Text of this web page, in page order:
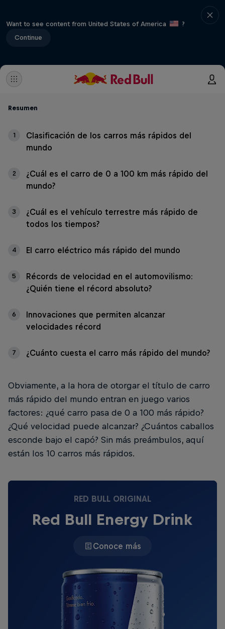
Want to see content from United States of America
?
Continue
Resumen
1
Clasificación de los carros más rápidos del
mundo
2
¿Cuál es el carro de 0 a 100 km más rápido del
mundo?
3
¿Cuál es el vehículo terrestre más rápido de
todos los tiempos?
4 El carro eléctrico más rápido del mundo
5
Récords de velocidad en el automovilismo:
¿Quién tiene el récord absoluto?
6
Innovaciones que permiten alcanzar
velocidades récord
7 ¿Cuánto cuesta el carro más rápido del mundo?
Obviamente, a la hora de otorgar el título de carro
más rápido del mundo entran en juego varios
factores: ¿qué carro pasa de 0 a 100 más rápido?
¿Qué velocidad puede alcanzar? ¿Cuántos caballos
esconde bajo el capó? Sin más preámbulos, aquí
están los 10 carros más rápidos.
RED BULL ORIGINAL
Red Bull Energy Drink
Conoce más